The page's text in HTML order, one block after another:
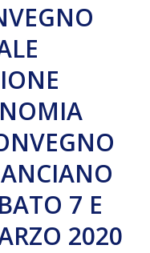
7 E
2020